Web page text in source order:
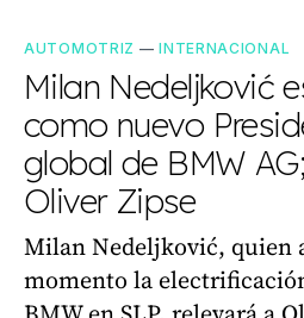
AUTOMOTRIZ —INTERNACIONAL
Milan Nedeljković
como nuevo
global de BMW
Oliver Zipse
Milan Nedeljković, quien
momento la